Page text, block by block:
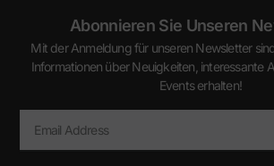
Abonnieren Sie Unseren
Mit der Anmeldung für unseren Newsletter
Informationen über Neuigkeiten, interessante
Events erhalten!